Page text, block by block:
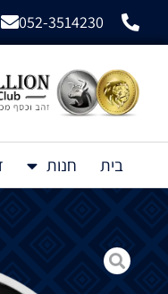
052-3514230
בית חנות